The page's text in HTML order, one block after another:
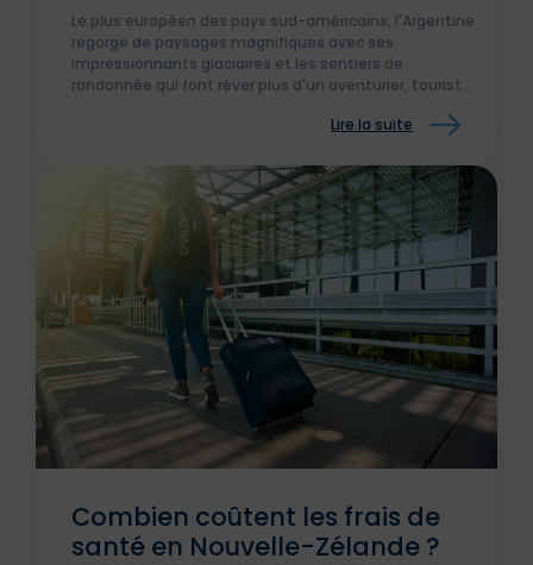
Le plus européen des pays sud-américains, l'Argentine
regorge de paysages magnifiques avec ses
impressionnants glaciaires et les sentiers de
randonnée qui font rêver plus d'un aventurier, touriste
Lire la suite
Combien coûtent les frais de
santé en Nouvelle-Zélande ?